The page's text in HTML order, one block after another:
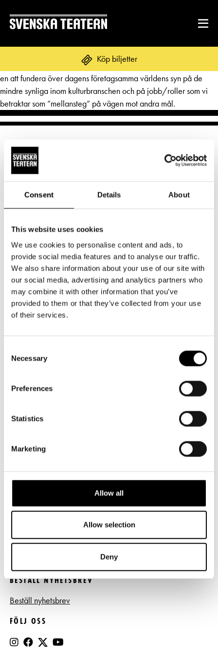
Consent Details About
This website uses cookies
We use cookies to personalise content and ads, to
provide social media features and to analyse our traffic.
We also share information about your use of our site with
our social media, advertising and analytics partners who
may combine it with other information that you’ve
provided to them or that they’ve collected from your use
of their services.
Selection
Necessary
Preferences
Statistics
Marketing
Allow all
Allow selection
Deny
Köp biljetter
REPERTOAR & BILJETTER
Repertoar
Kalender
Kundtjänst
Biljetter
Mat & dryck
Publikarbete
Textning
Tillgänglighet
Frågor & svar
Platskarta
GRUPPER & FÖRETAG
Grupper & teaterombud
Pedagognätverk & skolgrupper
Företag
Guidning
Teaterns verksamhet
Ensemble
Historia
Kontaktuppgifter
Jobba hos oss
LOGGA IN
Det var en helt super upplevelse för mig som har svenska som
främmande språk. Genom roliga karaktärer gör ”Kulturbärarna”
en att fundera över dagens företagsamma världens syn på de
mindre synliga inom kulturbranschen och på jobb/roller som vi
betraktar som ”mellansteg” på vägen mot andra mål.
Norra esplanaden 2
00130 Helsingfors
Växel och reception
må-fr kl. 9-16
09 616 211
info@svenskateatern.fi
BILJETTER
biljetter@svenskateatern.fi
ti-fr kl 12-18
Tillgänglighet
Press
Register- och dataskyddsbeskrivning
Jobba hos oss
BESTÄLL NYHETSBREV
Beställ nyhetsbrev
FÖLJ OSS